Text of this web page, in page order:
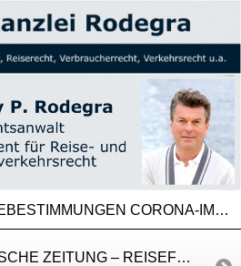
CORONA-IMPFUNG
SÜDDEUTSCHE ZEITUNG – REISEFREIHEIT MIT IMPFPASS